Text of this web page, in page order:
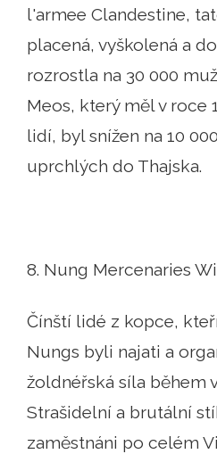
l'armee Clandestine,
placená, vyškolená a
rozrostla na 30 000
Meos, který měl v roce
lidí, byl snížen na 10
uprchlých do Thajska.
8. Nung Mercenaries
Čínští lidé z kopce,
Nungs byli najati a
žoldnéřská síla během
Strašidelní a brutální
zaměstnáni po celém